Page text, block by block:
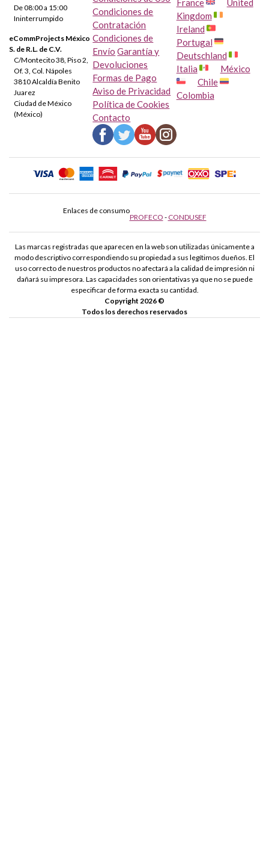
De 08:00 a 15:00
Ininterrumpido
eCommProjects México
S. de R.L. de C.V.
C/Montecito 38, Piso 2,
Of. 3, Col. Nápoles
3810 Alcaldía Benito
Juarez
Ciudad de México
(México)
Condiciones de
Contratación
Condiciones de
Envío Garantía y
Devoluciones
Formas de Pago
Aviso de Privacidad
Política de Cookies
Contacto
France
United
Kingdom
Ireland
Portugal
Deutschland
Italia
México
Chile
Colombia
Enlaces de consumo
PROFECO - CONDUSEF
Las marcas registradas que aparecen en la web son utilizadas únicamente a
modo descriptivo correspondiendo su propiedad a sus legítimos dueños. El
uso correcto de nuestros productos no afectará a la calidad de impresión ni
dañará su impresora. Las capacidades son orientativas ya que no se puede
especificar de forma exacta su cantidad.
Copyright 2026 ©
Todos los derechos reservados